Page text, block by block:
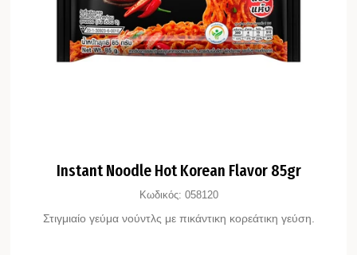
Instant Noodle Hot Korean Flavor 85gr
Κωδικός: 058120
Στιγμιαίo γεύμα νούντλς με πικάντικη κορεάτικη γεύση.